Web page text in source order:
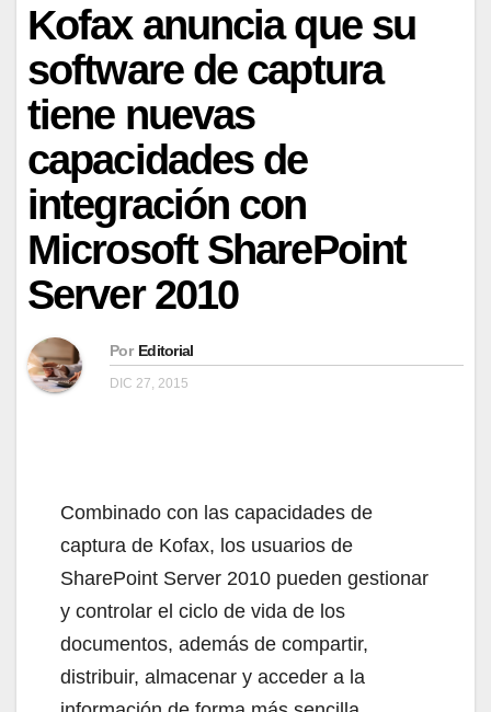
Kofax anuncia que su
software de captura
tiene nuevas
capacidades de
integración con
Microsoft SharePoint
Server 2010
Por Editorial
DIC 27, 2015
Combinado con las capacidades de
captura de Kofax, los usuarios de
SharePoint Server 2010 pueden gestionar
y controlar el ciclo de vida de los
documentos, además de compartir,
distribuir, almacenar y acceder a la